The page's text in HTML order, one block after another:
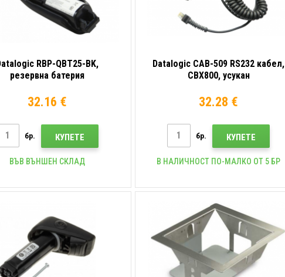
RBP-QBT25-BK,
резервна батерия
32.16 €
бр. КУПЕТЕ
ВЪВ ВЪНШЕН СКЛАД
Datalogic CAB-509 RS232 кабел,
CBX800, усукан
32.28 €
бр. КУПЕТЕ
В НАЛИЧНОСТ ПО-МАЛКО ОТ 5 БР